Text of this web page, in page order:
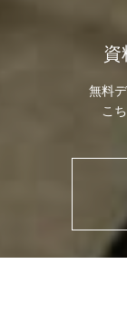
資
無料
こ